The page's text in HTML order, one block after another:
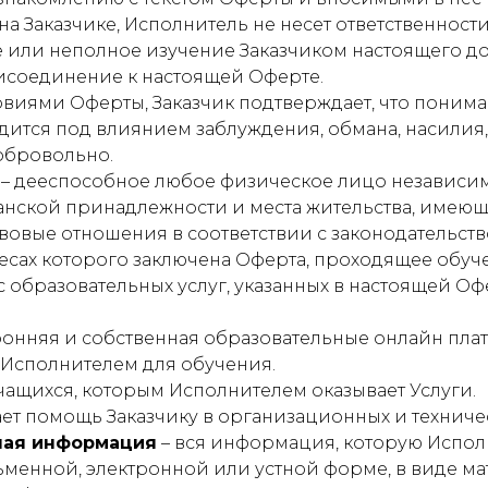
Заказчике, Исполнитель не несет
неполное изучение Заказчиком настоящего
к настоящей Оферте.
Оферты, Заказчик подтверждает, что
под влиянием заблуждения, обмана,
дееспособное любое физическое лицо
принадлежности и места жительства,
отношения в соответствии с
которого заключена Оферта, проходящее
образовательных услуг, указанных в настоящей
и собственная образовательные онлайн
для обучения.
которым Исполнителем оказывает Услуги.
помощь Заказчику в организационных и
информация – вся информация, которую
электронной или устной форме, в виде